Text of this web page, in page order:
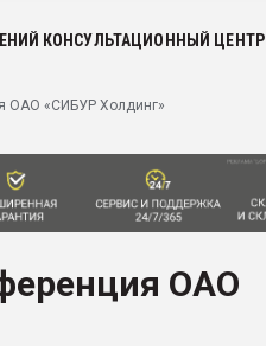
КОНСУЛЬТАЦИОННЫЙ ЦЕНТР
ОАО «СИБУР Холдинг»
ОАО